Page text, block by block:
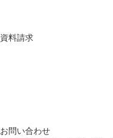
資料請求
お問い合わせ